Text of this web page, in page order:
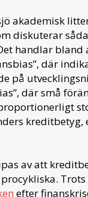
akademisk
diskuterar
handlar bland
där
på
där små
kreditbetyg,
av att
Trots
efter